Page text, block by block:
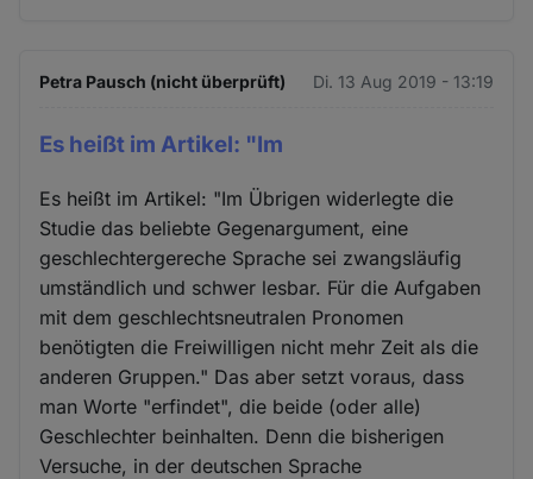
Petra Pausch (nicht überprüft) Di. 13 Aug 2019 - 13:19
Es heißt im Artikel: "Im
Es heißt im Artikel: "Im Übrigen widerlegte die
Studie das beliebte Gegenargument, eine
geschlechtergereche Sprache sei zwangsläufig
umständlich und schwer lesbar. Für die Aufgaben
mit dem geschlechtsneutralen Pronomen
benötigten die Freiwilligen nicht mehr Zeit als die
anderen Gruppen." Das aber setzt voraus, dass
man Worte "erfindet", die beide (oder alle)
Geschlechter beinhalten. Denn die bisherigen
Versuche, in der deutschen Sprache